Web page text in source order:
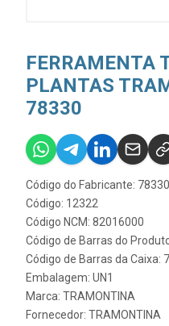
FERRAMENTA
PLANTAS
78330
Código do Fabricante:
Código: 12322
Código NCM: 82016000
Código de Barras do
Código de Barras da Caixa:
Embalagem: UN1
Marca: TRAMONTINA
Fornecedor: TRAMONTINA